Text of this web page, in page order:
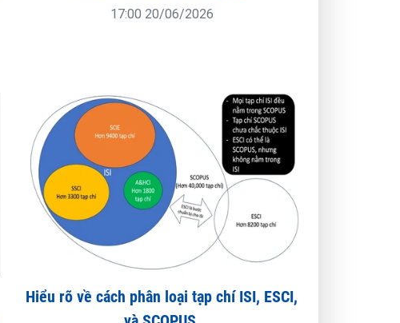
17:00 20/06/2026
Hiểu rõ về cách phân loại tạp chí ISI, ESCI,